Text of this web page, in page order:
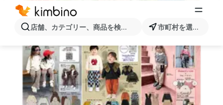
店舗、カテゴリー、商品を検索... 市町村を選択します